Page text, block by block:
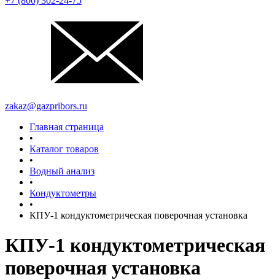
zakaz@gazpribors.ru
Главная страница
•
Каталог товаров
•
Водный анализ
•
Кондуктометры
•
КПУ-1 кондуктометрическая поверочная установка
КПУ-1 кондуктометрическая
поверочная установка